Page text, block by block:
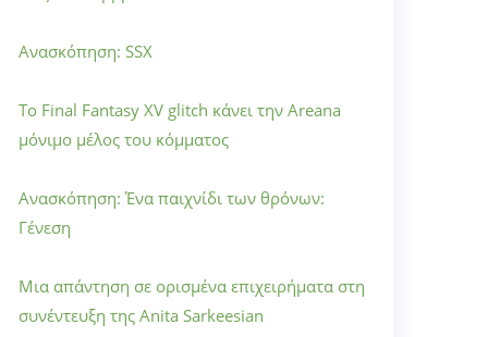
Ανασκόπηση: SSX
Το Final Fantasy XV glitch κάνει την Areana
μόνιμο μέλος του κόμματος
Ανασκόπηση: Ένα παιχνίδι των θρόνων:
Γένεση
Μια απάντηση σε ορισμένα επιχειρήματα στη
συνέντευξη της Anita Sarkeesian